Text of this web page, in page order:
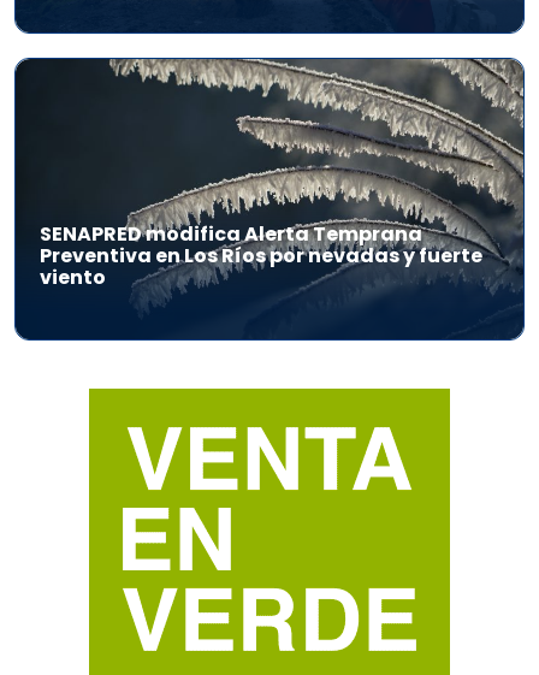
SENAPRED modifica Alerta Temprana
Preventiva en Los Ríos por nevadas y fuerte
viento